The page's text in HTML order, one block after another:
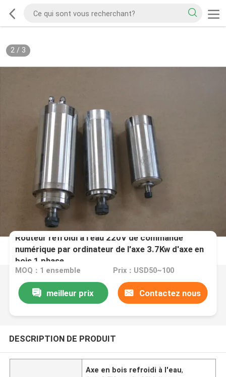
2/ 3
Routeur refroidi à l'eau 220V de commande
numérique par ordinateur de l'axe 3.7Kw d'axe en
bois 1 phase
MOQ：1 ensemble Prix：USD50~100
meilleur prix Contactez nous
DESCRIPTION DE PRODUIT
Axe en bois refroidi à l'eau,